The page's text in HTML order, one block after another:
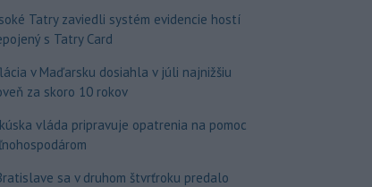
Tatry zaviedli systém evidencie hostí
s Tatry Card
v Maďarsku dosiahla v júli najnižšiu
za skoro 10 rokov
vláda pripravuje opatrenia na pomoc
sa v druhom štvrťroku predalo